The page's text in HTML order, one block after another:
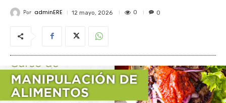
Por adminERE 12 mayo, 2026 0 0